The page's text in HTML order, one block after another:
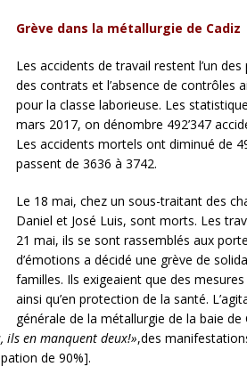
Grève dans la métallurgie de Cadiz
Les accidents de travail restent l’un
des contrats et l’absence de contrôles
pour la classe laborieuse. Les
mars 2017, on dénombre 492’347
Les accidents mortels ont diminué de
passent de 3636 à 3742.
Le 18 mai, chez un sous-traitant des
Daniel et José Luis, sont morts. Les
21 mai, ils se sont rassemblés aux
d’émotions a décidé une grève de
familles. Ils exigeaient que des
ainsi qu’en protection de la santé.
générale de la métallurgie de la baie
ils en manquent deux!»,des
de 90%].